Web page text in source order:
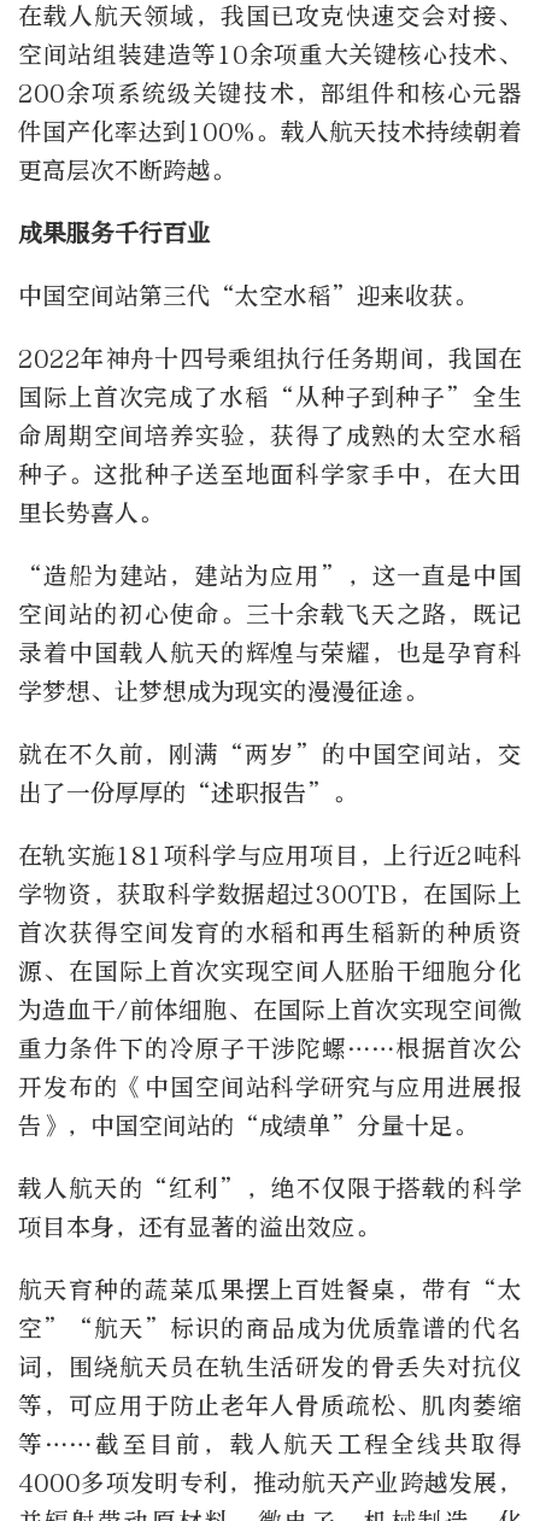
在载人航天领域，我国已攻克快速交会对接、
空间站组装建造等10余项重大关键核心技术、
200余项系统级关键技术，部组件和核心元器
件国产化率达到100%。载人航天技术持续朝着
更高层次不断跨越。
成果服务千行百业
中国空间站第三代“太空水稻”迎来收获。
2022年神舟十四号乘组执行任务期间，我国在
国际上首次完成了水稻“从种子到种子”全生
命周期空间培养实验，获得了成熟的太空水稻
种子。这批种子送至地面科学家手中，在大田
里长势喜人。
“造船为建站，建站为应用”，这一直是中国
空间站的初心使命。三十余载飞天之路，既记
录着中国载人航天的辉煌与荣耀，也是孕育科
学梦想、让梦想成为现实的漫漫征途。
就在不久前，刚满“两岁”的中国空间站，交
出了一份厚厚的“述职报告”。
在轨实施181项科学与应用项目，上行近2吨科
学物资，获取科学数据超过300TB，在国际上
首次获得空间发育的水稻和再生稻新的种质资
源、在国际上首次实现空间人胚胎干细胞分化
为造血干/前体细胞、在国际上首次实现空间微
重力条件下的冷原子干涉陀螺……根据首次公
开发布的《中国空间站科学研究与应用进展报
告》，中国空间站的“成绩单”分量十足。
载人航天的“红利”，绝不仅限于搭载的科学
项目本身，还有显著的溢出效应。
航天育种的蔬菜瓜果摆上百姓餐桌，带有“太
空”“航天”标识的商品成为优质靠谱的代名
词，围绕航天员在轨生活研发的骨丢失对抗仪
等，可应用于防止老年人骨质疏松、肌肉萎缩
等……截至目前，载人航天工程全线共取得
4000多项发明专利，推动航天产业跨越发展，